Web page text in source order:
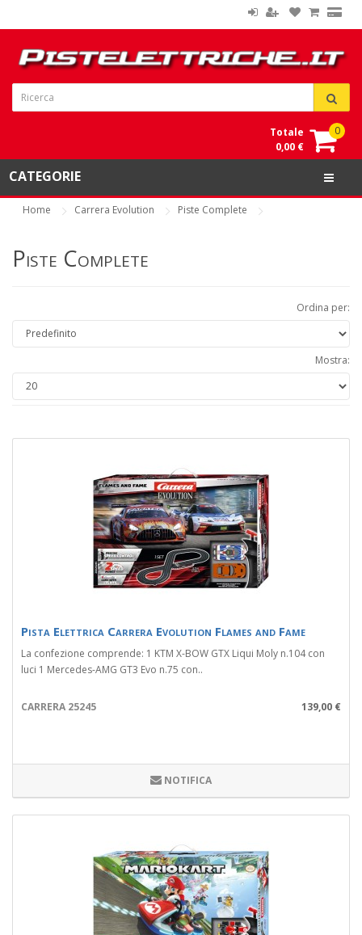
0
Totale
0,00 €
CATEGORIE
Home Carrera Evolution Piste Complete
Piste Complete
Ordina per:
Mostra:
Pista Elettrica Carrera Evolution Flames and Fame
La confezione comprende: 1 KTM X-BOW GTX Liqui Moly n.104 con
luci 1 Mercedes-AMG GT3 Evo n.75 con..
CARRERA 25245 139,00 €
NOTIFICA